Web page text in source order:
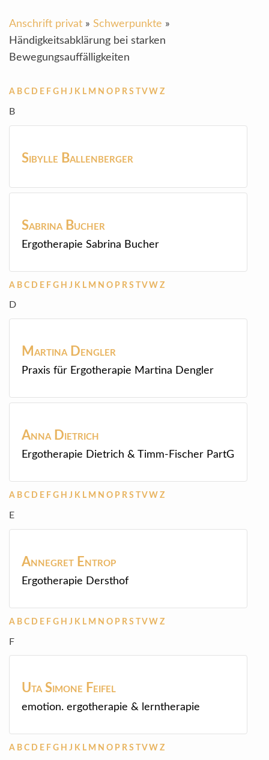
Anschrift privat » Schwerpunkte »
Händigkeitsabklärung bei starken
Bewegungsauffälligkeiten
A B C D E F G H J K L M N O P R S V W Z
B
Sibylle Ballenberger
Sabrina Bucher
Ergotherapie Sabrina Bucher
A B C D E F G H J K L M N O P R S TV W Z
D
Martina Dengler
Praxis für Ergotherapie Martina Dengler
Anna Dietrich
Ergotherapie Dietrich & Timm-Fischer PartG
A B C D E F G H J K L M N O P R S V W Z
E
Annegret Entrop
Ergotherapie Dersthof
A B C D E F G H J K L M N O P R S TV W Z
F
Uta Simone Feifel
emotion. ergotherapie & lerntherapie
A B C D E F G H J K L M N O P R S V W Z